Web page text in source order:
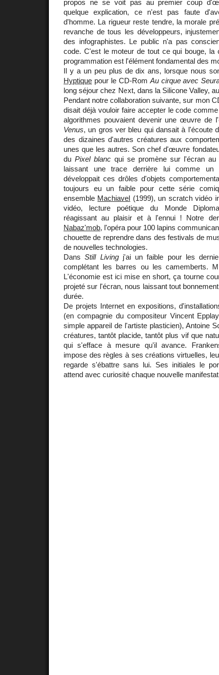
propos ne se voit pas au premier coup
quelque explication, ce n'est pas faute
d'homme. La rigueur reste tendre, la morale
revanche de tous les développeurs,
des infographistes. Le public n'a pas
code. C'est le moteur de tout ce qui bouge, la
programmation est l'élément fondamental des
Il y a un peu plus de dix ans, lorsque nous
Hyptique pour le CD-Rom Au cirque avec
long séjour chez Next, dans la Silicone Valley,
Pendant notre collaboration suivante, sur mon
disait déjà vouloir faire accepter le code
algorithmes pouvaient devenir une œuvre de
Venus, un gros ver bleu qui dansait à l'écoute
des dizaines d'autres créatures aux
unes que les autres. Son chef d'œuvre
du Pixel blanc qui se promène sur l'écran
laissant une trace derrière lui comme un
développait ces drôles d'objets
toujours eu un faible pour cette série
ensemble Machiavel (1999), un scratch vidéo
vidéo, lecture poétique du Monde
réagissant au plaisir et à l'ennui ! Notre
Nabaz'mob, l'opéra pour 100 lapins
chouette de reprendre dans des festivals de
de nouvelles technologies.
DansStill Livingj'ai un faible pour les
complétant les barres ou les camemberts.
L'économie est ici mise en short, ça tourne
projeté sur l'écran, nous laissant tout
durée.
De projets Internet en expositions,
(en compagnie du compositeur Vincent
simple appareil de l'artiste plasticien), Antoine
créatures, tantôt placide, tantôt plus vif que
qui s'efface à mesure qu'il avance.
impose des règles à ses créations virtuelles,
regarde s'ébattre sans lui. Ses initiales le
attend avec curiosité chaque nouvelle